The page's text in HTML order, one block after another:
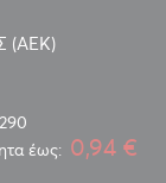
(ΑΕΚ)
έως: 0,94 €